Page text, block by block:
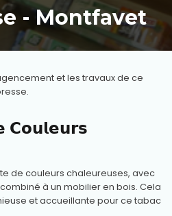
- Montfavet
et les travaux de ce
𝗖𝗼𝘂𝗹𝗲𝘂𝗿𝘀
de couleurs chaleureuses, avec
à un mobilier en bois. Cela
et accueillante pour ce tabac